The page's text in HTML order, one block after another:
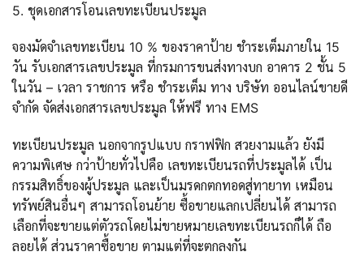
5. ชุดเอกสารโอนเลขทะเบียนประมูล
จองมัดจำเลขทะเบียน 10 % ของราคาป้าย ชำระเต็มภายใน 15
วัน รับเอกสารเลขประมูล ที่กรมการขนส่งทางบก อาคาร 2 ชั้น 5
ในวัน – เวลา ราชการ หรือ ชำระเต็ม ทาง บริษัท ออนไลน์ขายดี
จำกัด จัดส่งเอกสารเลขประมูล ให้ฟรี ทาง EMS
ทะเบียนประมูล นอกจากรูปแบบ กราฟฟิก สวยงามแล้ว ยังมี
ความพิเศษ กว่าป้ายทั่วไปคือ เลขทะเบียนรถที่ประมูลได้ เป็น
กรรมสิทธิ์ของผู้ประมูล และเป็นมรดกตกทอดสู่ทายาท เหมือน
ทรัพย์สินอื่นๆ สามารถโอนย้าย ซื้อขายแลกเปลี่ยนได้ สามารถ
เลือกที่จะขายแต่ตัวรถโดยไม่ขายหมายเลขทะเบียนรถก็ได้ ถือ
ลอยได้ ส่วนราคาซื้อขาย ตามแต่ที่จะตกลงกัน